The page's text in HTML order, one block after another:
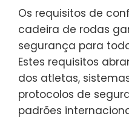
Os requisitos de
cadeira de rodas
segurança para
Estes requisitos
dos atletas,
protocolos de
padrões